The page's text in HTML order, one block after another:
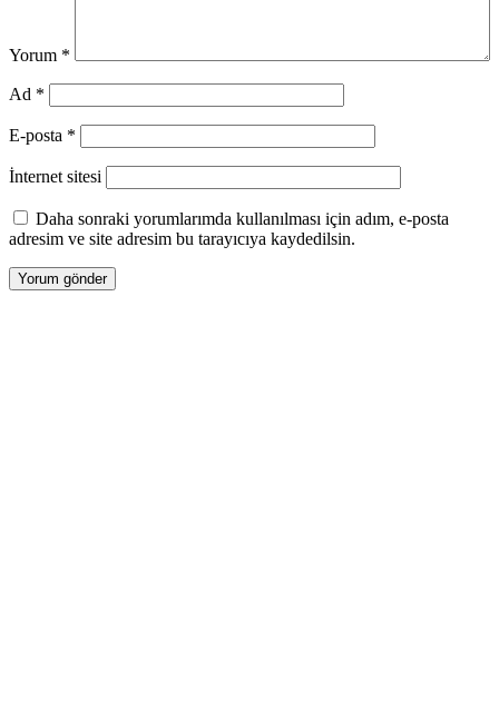
Yorum *
Ad *
E-posta *
İnternet sitesi
Daha sonraki yorumlarımda kullanılması için adım, e-posta
adresim ve site adresim bu tarayıcıya kaydedilsin.